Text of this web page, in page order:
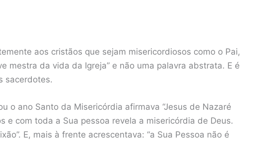
aos cristãos que sejam misericordiosos como o Pai,
mestra da vida da Igreja” e não uma palavra abstrata. E é
sacerdotes.
o ano Santo da Misericórdia afirmava “Jesus de Nazaré
e com toda a Sua pessoa revela a misericórdia de Deus.
E, mais à frente acrescentava: “a Sua Pessoa não é